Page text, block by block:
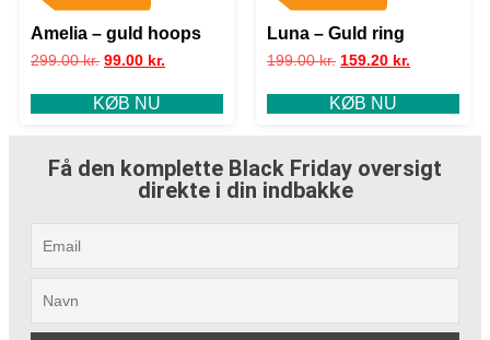
Amelia – guld hoops
299.00kr. 99.00 kr.
KØB NU
Luna – Guld ring
199.00kr. 159.20 kr.
KØB NU
Få den komplette Black Friday oversigt
direkte i din indbakke